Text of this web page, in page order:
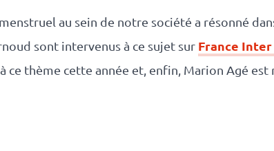
au sein de notre société a résonné
sont intervenus à ce sujet sur France Inter
ce thème cette année et, enfin, Marion Agé est